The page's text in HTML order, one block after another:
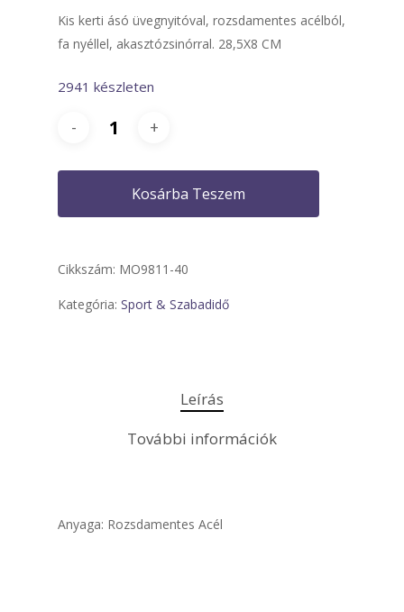
Kis kerti ásó üvegnyitóval, rozsdamentes acélból,
fa nyéllel, akasztózsinórral. 28,5X8 CM
2941 készleten
Kosárba Teszem
Cikkszám: MO9811-40
Kategória: Sport & Szabadidő
Leírás
További információk
Anyaga: Rozsdamentes Acél